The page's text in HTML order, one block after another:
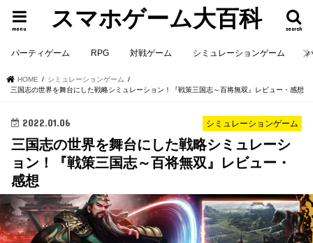
スマホゲーム大百科 search
menu
パーティゲーム RPG 対戦ゲーム シミュレーションゲーム
HOME
シミュレーションゲーム
三国志の世界を舞台にした戦略シミュレーション！『戦策三国志～百将無双』レビュー・感想
シミュレーションゲーム
2022.01.06
三国志の世界を舞台にした戦略シミュレーシ
ョン！『戦策三国志～百将無双』レビュー・
感想